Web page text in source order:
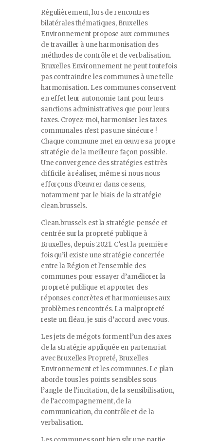
Régulièrement, lors de rencontres
bilatérales thématiques, Bruxelles
Environnement propose aux communes
de travailler à une harmonisation des
méthodes de contrôle et de verbalisation.
Bruxelles Environnement ne peut toutefois
pas contraindre les communes à une telle
harmonisation. Les communes conservent
en effet leur autonomie tant pour leurs
sanctions administratives que pour leurs
taxes. Croyez-moi, harmoniser les taxes
communales n’est pas une sinécure !
Chaque commune met en œuvre sa propre
stratégie de la meilleure façon possible.
Une convergence des stratégies est très
difficile à réaliser, même si nous nous
efforçons d’œuvrer dans ce sens,
notamment par le biais de la stratégie
clean.brussels.
Clean.brussels est la stratégie pensée et
centrée sur la propreté publique à
Bruxelles, depuis 2021. C’est la première
fois qu’il existe une stratégie concertée
entre la Région et l’ensemble des
communes pour essayer d’améliorer la
propreté publique et apporter des
réponses concrètes et harmonieuses aux
problèmes rencontrés. La malpropreté
reste un fléau, je suis d’accord avec vous.
Les jets de mégots forment l’un des axes
de la stratégie appliquée en partenariat
avec Bruxelles Propreté, Bruxelles
Environnement et les communes. Le plan
aborde tous les points sensibles sous
l’angle de l’incitation, de la sensibilisation,
de l’accompagnement, de la
communication, du contrôle et de la
verbalisation.